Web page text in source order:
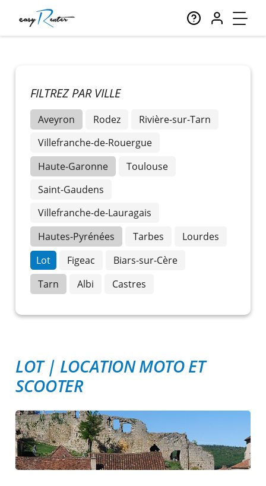
FILTREZ PAR VILLE
Aveyron Rodez
Rivière-sur-Tarn
Villefranche-de-Rouergue
Haute-Garonne
Toulouse
Saint-Gaudens
Villefranche-de-Lauragais
Hautes-Pyrénées
Tarbes
Lourdes
Lot
Figeac
Biars-sur-Cère
Tarn
Albi Castres
LOT| LOCATION MOTO ET
SCOOTER